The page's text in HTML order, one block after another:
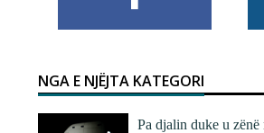
NGA E NJËJTA KATEGORI
Pa djalin duke u